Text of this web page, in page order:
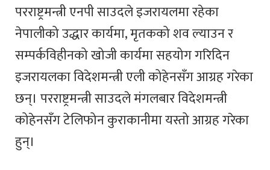
परराष्ट्रमन्त्री एनपी साउदले इजरायलमा रहेका
नेपालीको उद्धार कार्यमा, मृतकको शव ल्याउन र
सम्पर्कविहीनको खोजी कार्यमा सहयोग गरिदिन
इजरायलका विदेशमन्त्री एली कोहेनसँग आग्रह गरेका
छन्। परराष्ट्रमन्त्री साउदले मंगलबार विदेशमन्त्री
कोहेनसँग टेलिफोन कुराकानीमा यस्तो आग्रह गरेका
हुन्।